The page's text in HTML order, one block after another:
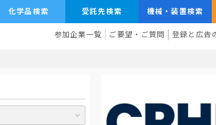
化学品検索 受託先検索 機械・装置検索
参加企業一覧 ご要望・ご質問 登録と広告